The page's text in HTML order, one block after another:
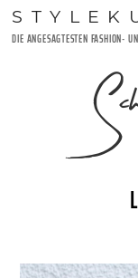
Zum
Inhalt
DIE ANGESAGTESTEN FASHION-